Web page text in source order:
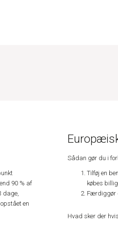
90 % af
dage,
en
Sådan gør du i
Tilføj en
købes
Færdiggør
Hvad sker der